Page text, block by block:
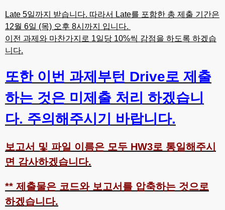
Late 5일까지 받습니다. 따라서 Late를 포함한 총 제출 기간은
12월 6일 (목) 오후 8시까지 입니다.
이전 과제와 마찬가지로 1일당 10%씩 감점을 하도록 하겠습
니다.
또한 이번 과제부턴 Drive로 제출
하는 것은 미제출 처리 하겠습니
다. 주의해주시기 바랍니다.
보고서 및 파일 이름은 모두 HW3로 통일해주시
면 감사하겠습니다.
** 제출물은 코드와 보고서를 압축하는 것으로
하겠습니다.